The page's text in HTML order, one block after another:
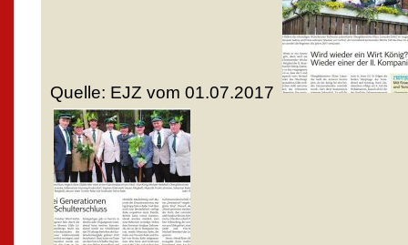
Quelle: EJZ vom 01.07.2017